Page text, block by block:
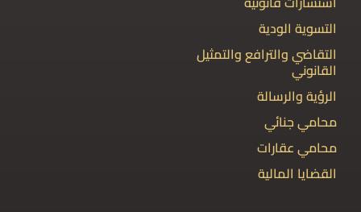
التسوية الودية
التقاضي والترافع والتمثيل
القانوني
الرؤية والرسالة
محامي جنائي
محامي عقارات
القضايا المالية